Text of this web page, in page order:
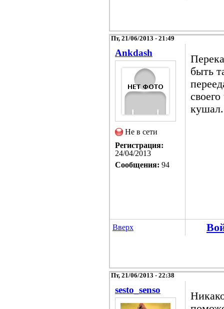
Пт, 21/06/2013 - 21:49
Ankdash
Не в сети
Регистрация:
24/04/2013
Сообщения: 94
быть
кушал.
Вверх
Пт, 21/06/2013 - 22:38
sesto_senso